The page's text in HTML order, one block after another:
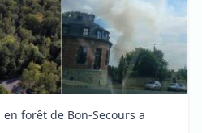
forêt de Bon-Secours a